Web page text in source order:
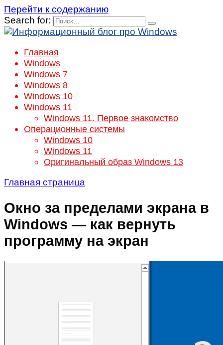
Перейти к содержанию
Search for:
Главная
Windows
Windows 7
Windows 8
Windows 10
Windows 11
Windows 11. Первое знакомство
Операционные системы
Windows 10
Windows 11
Оригинальный образ Windows 13
Главная страница
Окно за пределами экрана в
Windows — как вернуть
программу на экран